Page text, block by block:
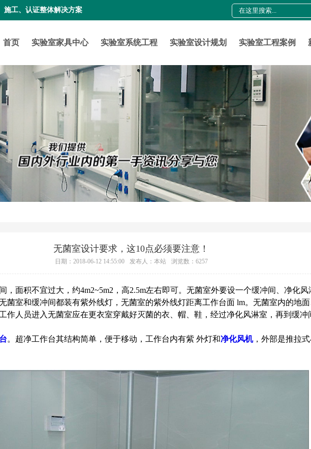
施工、认证整体解决方案
首页 实验室家具中心 实验室系统工程 实验室设计规划 实验室工程案例
无菌室设计要求，这10点必须要注意！
日期：2018-06-12 14:55:00 发布人：本站 浏览数：6257
，面积不宜过大，约4m2~5m2，高2.5m左右即可。无菌室外要设一个缓冲间、净化
菌室和缓冲间都装有紫外线灯，无菌室的紫外线灯距离工作台面 lm。无菌室内的地
作人员进入无菌室应在更衣室穿戴好灭菌的衣、帽、鞋，经过净化风淋室，再到缓
。超净工作台其结构简单，便于移动，工作台内有紫 外灯和净化风机，外部是推拉